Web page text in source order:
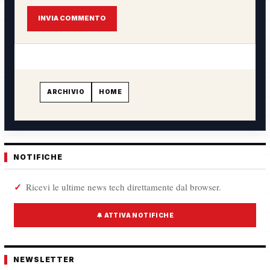
INVIA COMMENTO
ARCHIVIO HOME
NOTIFICHE
Ricevi le ultime news tech direttamente dal browser.
🔔 ATTIVA NOTIFICHE
NEWSLETTER